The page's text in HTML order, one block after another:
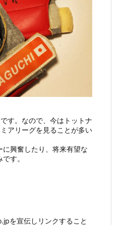
す。なので、今はトットナ
アリーグを見ることが多い
に興奮したり、将来有望な
す。
を宣伝しリンクすること